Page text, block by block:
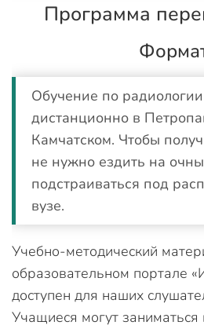
Программа
Обучение по
дистанционно в
Камчатском. Чтобы
не нужно ездить на
подстраиваться под
вузе.
Учебно-методический
образовательном портале
доступен для наших
Учащиеся могут